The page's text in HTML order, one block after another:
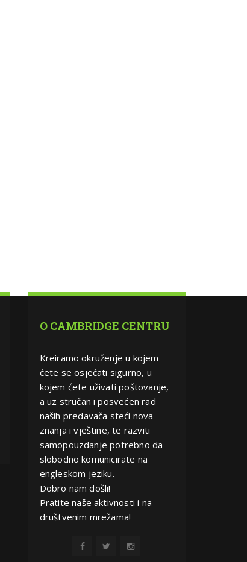
O CAMBRIDGE CENTRU
Kreiramo okruženje u kojem
ćete se osjećati sigurno, u
kojem ćete uživati poštovanje,
a uz stručan i posvećen rad
naših predavača steći nova
znanja i vještine, te razviti
samopouzdanje potrebno da
slobodno komunicirate na
engleskom jeziku.
Dobro nam došli!
Pratite naše aktivnosti i na
društvenim mrežama!